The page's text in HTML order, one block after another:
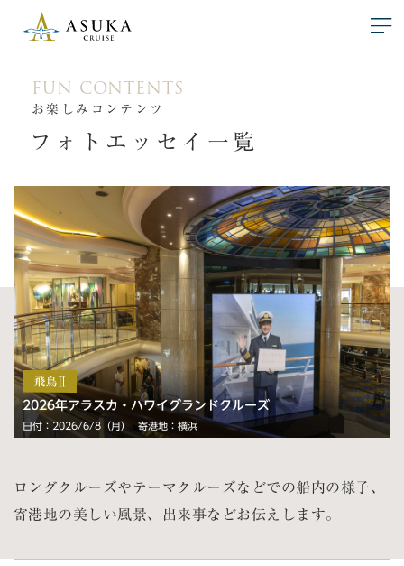
FUN CONTENTS
お楽しみコンテンツ
フォトエッセイ一覧
ロングクルーズやテーマクルーズなどでの船内の様子、
寄港地の美しい風景、出来事などお伝えします。
2026年アラスカ・ハワイグランドクルーズ
日付：2026/6/8（月） 寄港地：横浜